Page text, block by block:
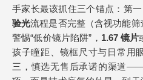
手家长最该抓住三个锚点：第
验光流程是否完整（含视功能筛
警惕“低价镜片陷阱”， 1.67 镜片
孩子瞳距、镜框尺寸与日常用
三，慎选无售后承诺的渠道